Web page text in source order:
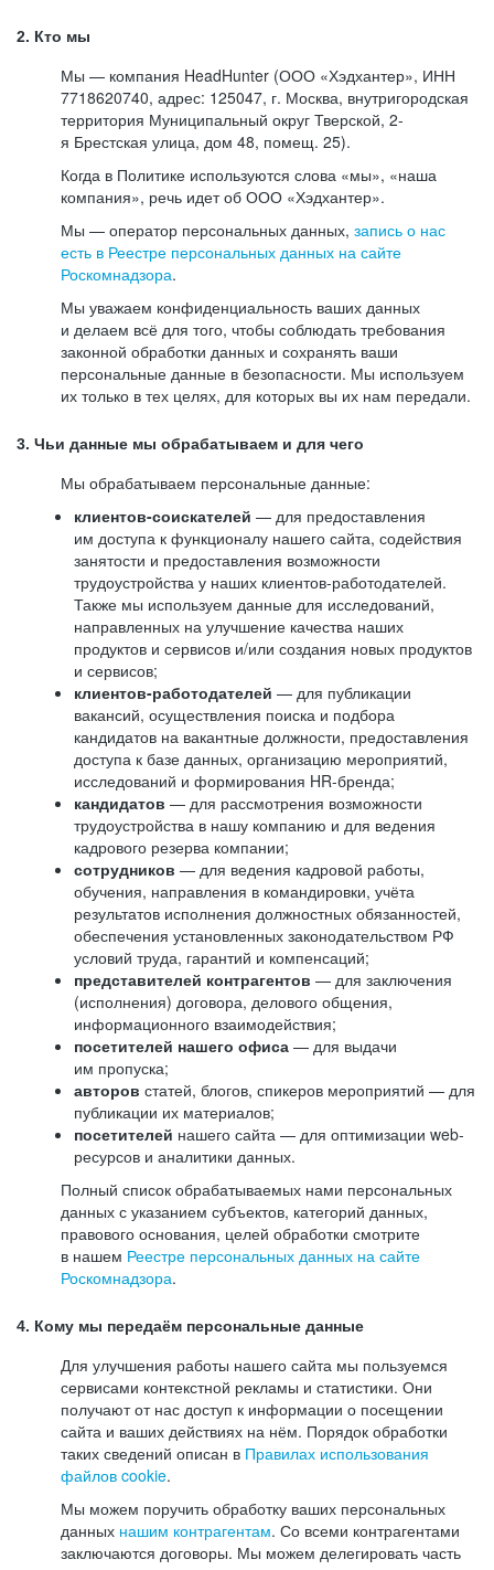
2. Кто мы
Мы — компания HeadHunter (ООО «Хэдхантер», ИНН
7718620740, адрес: 125047, г. Москва, внутригородская
территория Муниципальный округ Тверской, 2-
я Брестская улица, дом 48, помещ. 25).
Когда в Политике используются слова «мы», «наша
компания», речь идет об ООО «Хэдхантер».
Мы — оператор персональных данных, запись о нас
есть в Реестре персональных данных на сайте
Роскомнадзора.
Мы уважаем конфиденциальность ваших данных
и делаем всё для того, чтобы соблюдать требования
законной обработки данных и сохранять ваши
персональные данные в безопасности. Мы используем
их только в тех целях, для которых вы их нам передали.
3. Чьи данные мы обрабатываем и для чего
Мы обрабатываем персональные данные:
клиентов-соискателей — для предоставления
им доступа к функционалу нашего сайта, содействия
занятости и предоставления возможности
трудоустройства у наших клиентов-работодателей.
Также мы используем данные для исследований,
направленных на улучшение качества наших
продуктов и сервисов и/или создания новых продуктов
и сервисов;
клиентов-работодателей — для публикации
вакансий, осуществления поиска и подбора
кандидатов на вакантные должности, предоставления
доступа к базе данных, организацию мероприятий,
исследований и формирования HR-бренда;
кандидатов — для рассмотрения возможности
трудоустройства в нашу компанию и для ведения
кадрового резерва компании;
сотрудников — для ведения кадровой работы,
обучения, направления в командировки, учёта
результатов исполнения должностных обязанностей,
обеспечения установленных законодательством РФ
условий труда, гарантий и компенсаций;
представителей контрагентов — для заключения
(исполнения) договора, делового общения,
информационного взаимодействия;
посетителей нашего офиса — для выдачи
им пропуска;
авторов статей, блогов, спикеров мероприятий — для
публикации их материалов;
посетителей нашего сайта — для оптимизации web-
ресурсов и аналитики данных.
Полный список обрабатываемых нами персональных
данных с указанием субъектов, категорий данных,
правового основания, целей обработки смотрите
в нашем Реестре персональных данных на сайте
Роскомнадзора.
4. Кому мы передаём персональные данные
Для улучшения работы нашего сайта мы пользуемся
сервисами контекстной рекламы и статистики. Они
получают от нас доступ к информации о посещении
сайта и ваших действиях на нём. Порядок обработки
таких сведений описан в Правилах использования
файлов cookie.
Мы можем поручить обработку ваших персональных
данных нашим контрагентам. Со всеми контрагентами
заключаются договоры. Мы можем делегировать часть